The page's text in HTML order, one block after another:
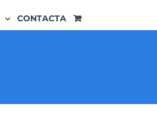
CONTACTA